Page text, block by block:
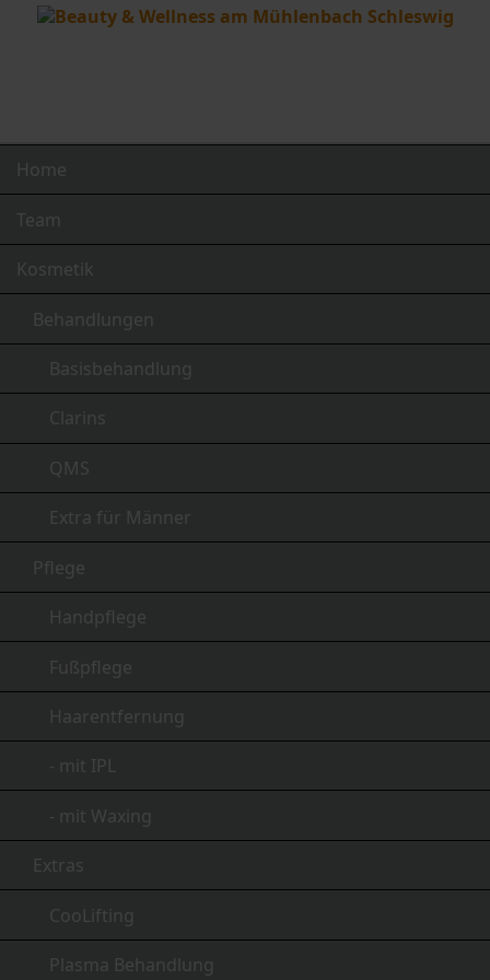
Navigation
Home
Team
Kosmetik
Behandlungen
Basisbehandlung
Clarins
QMS
Extra für Männer
Pflege
Handpflege
Fußpflege
Haarentfernung
- mit IPL
- mit Waxing
Extras
CooLifting
Plasma Behandlung